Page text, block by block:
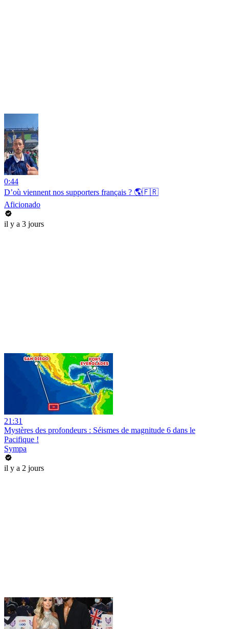
0:44
D’où viennent nos supporters français ? 🌎🇫🇷
Aficionado
il y a 3 jours
21:31
Mystères des profondeurs : Séismes de magnitude 6 dans le
Pacifique !
Sympa
il y a 2 jours